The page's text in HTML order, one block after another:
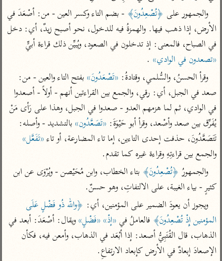
جمع الأقوال
تفسير ابن الجوزي
تفسير الماوردي
منتقاة
تفسير ابن القيم
تفسير ابن تيمية
عامّة
تفسير السمعاني
تفسير مكّي
محاسن التأويل
للقاسمي
تفسير الثعالبي
تفسير السمرقندي
تفسير الثعلبي
تفسير الرازي
أضواء البيان
نظم الدرر للبقاعي
لغة وبلاغة
التحرير والتنوير
المحرر الوجيز لابن
عطية
البحر المحيط لأبي
حيان
البسيط للواحدي
تفسير أبي السعود
الكشاف للزمخشري
تفسير ابن عثيمين
مركَّزة العبارة
جامع البيان للإيجي
تفسير البيضاوي
تفسير النسفي
الوجيز للواحدي
موسوعة التفسير
المأثور
الدر المنثور
والجمهور على ﴿تُصْعِدُونَ﴾
في الصباح، فالمعنى: إذ تدخلون في الصعود، ويُبيِّن ذلك قراءة أبيٍّ
«تصعدون في الوادي» .
وقرأ الحسنُ، والسُّلمي، وقتادةُ: «تَصْعَدُونَ»
يُفَرِّق بين صعد وأصْعد، وقرأ أبو حَيْوَةَ: «تَصَعَّدُون»
تَتَصَعَّدُونَ، حذفت إحدى التاءين، إما تاء المضارعة، أو تاء «تَفَعَّل»
والجمع بين قراءتِهِ وقراءة غيره كما تقدم.
والجمهورُ ﴿تُصْعِدُونَ﴾
كثيرٍ - بياء الغيبة، على الالتفاتِ، وهو حسنٌ.
ويجوز أن يعودَ الضمير على المؤمنين، أي:
المؤمنين إِذْ تُصْعِدُونَ﴾ فالعاملُ في «إذْ» «فَضْلٍ»
الإصعادَ إبعادٌ في الأرض كإبعاد الارتفاعِ.